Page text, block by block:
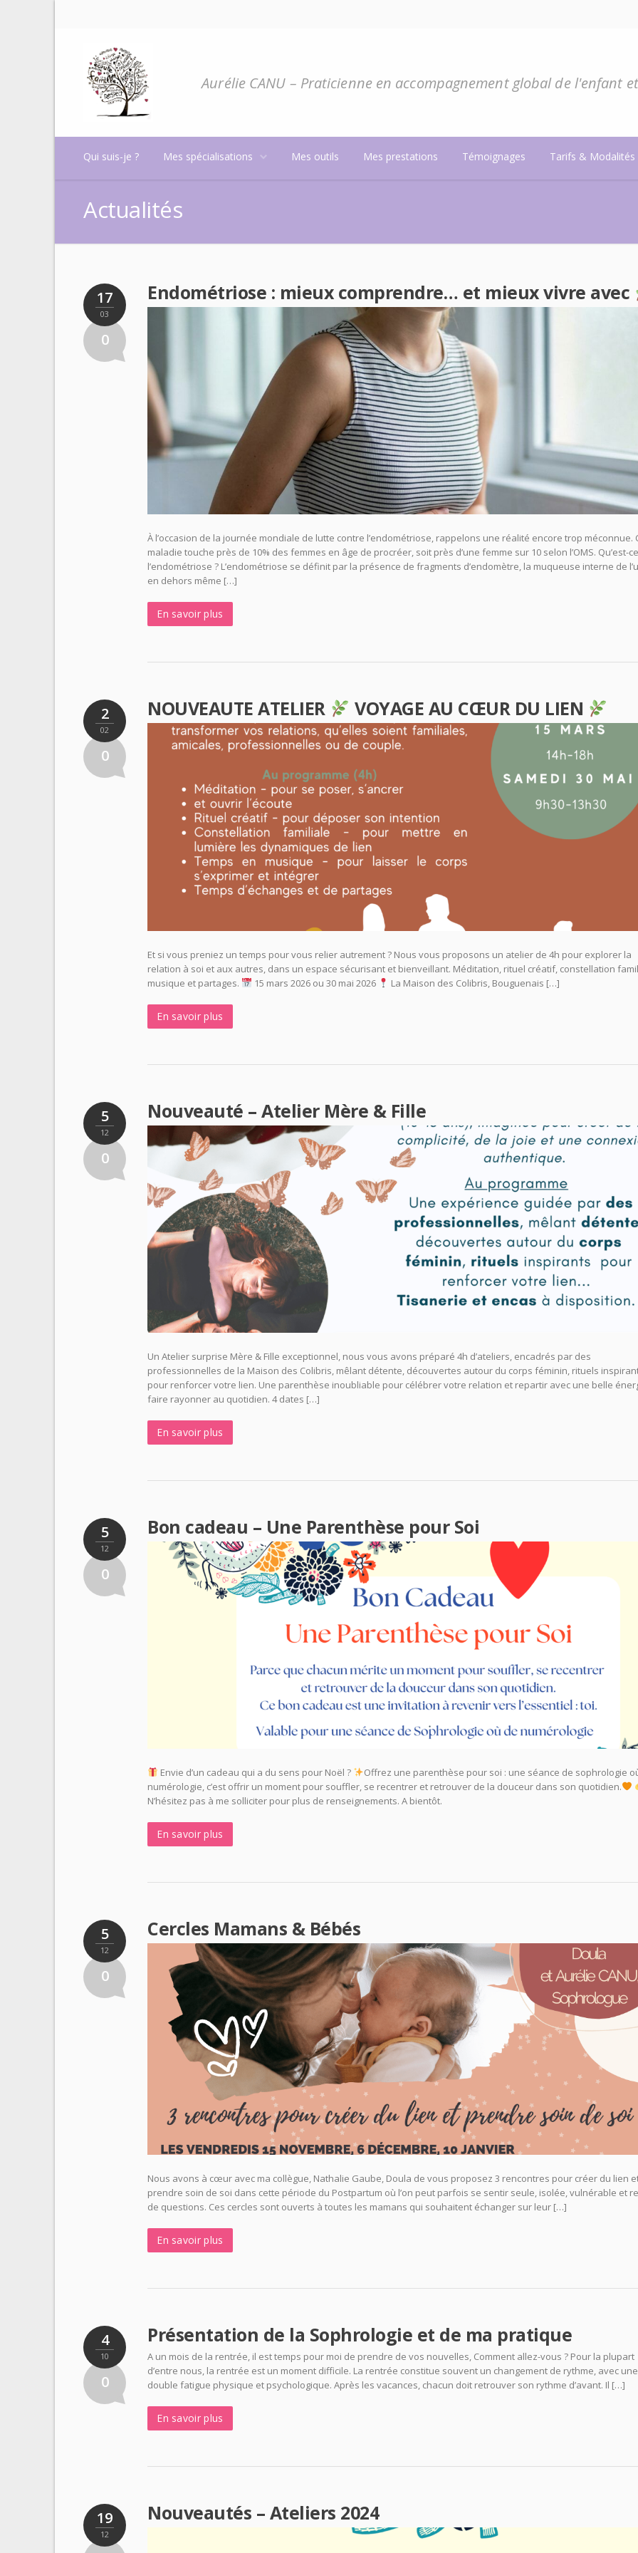
Aurélie CANU – Praticienne en accompagnement global de l'enfant
Qui suis-je ? Mes spécialisations Mes outils Mes prestations Témoignages Tarifs & Modalités
Actualités
17
03
0
Endométriose : mieux comprendre… et mieux vivre avec
À l’occasion de la journée mondiale de lutte contre l’endométriose, rappelons une réalité encore trop méconnue.
maladie touche près de 10% des femmes en âge de procréer, soit près d’une femme sur 10 selon l’OMS. Qu’est-
l’endométriose ? L’endométriose se définit par la présence de fragments d’endomètre, la muqueuse interne de
en dehors même […]
En savoir plus
2
02
0
NOUVEAUTE ATELIER VOYAGE AU CŒUR DU LIEN
Et si vous preniez un temps pour vous relier autrement ? Nous vous proposons un atelier de 4h pour explorer la
relation à soi et aux autres, dans un espace sécurisant et bienveillant. Méditation, rituel créatif, constellation
musique et partages.
15 mars 2026 ou 30 mai 2026 La Maison des Colibris, Bouguenais […]
En savoir plus
5
12
0
Nouveauté – Atelier Mère & Fille
Un Atelier surprise Mère & Fille exceptionnel, nous vous avons préparé 4h d’ateliers, encadrés par des
professionnelles de la Maison des Colibris, mêlant détente, découvertes autour du corps féminin, rituels
pour renforcer votre lien. Une parenthèse inoubliable pour célébrer votre relation et repartir avec une belle
faire rayonner au quotidien. 4 dates […]
En savoir plus
5
12
0
Bon cadeau – Une Parenthèse pour Soi
Envie d’un cadeau qui a du sens pour Noël ?
Offrez une parenthèse pour soi : une séance de sophrologie
numérologie, c’est offrir un moment pour souffler, se recentrer et retrouver de la douceur dans son quotidien.
N’hésitez pas à me solliciter pour plus de renseignements. A bientôt.
En savoir plus
5
12
0
Cercles Mamans & Bébés
Nous avons à cœur avec ma collègue, Nathalie Gaube, Doula de vous proposez 3 rencontres pour créer du lien
prendre soin de soi dans cette période du Postpartum où l’on peut parfois se sentir seule, isolée, vulnérable et
de questions. Ces cercles sont ouverts à toutes les mamans qui souhaitent échanger sur leur […]
En savoir plus
4
10
0
Présentation de la Sophrologie et de ma pratique
A un mois de la rentrée, il est temps pour moi de prendre de vos nouvelles, Comment allez-vous ? Pour la plupart
d’entre nous, la rentrée est un moment difficile. La rentrée constitue souvent un changement de rythme, avec une
double fatigue physique et psychologique. Après les vacances, chacun doit retrouver son rythme d’avant. Il […]
En savoir plus
19
12
Nouveautés – Ateliers 2024